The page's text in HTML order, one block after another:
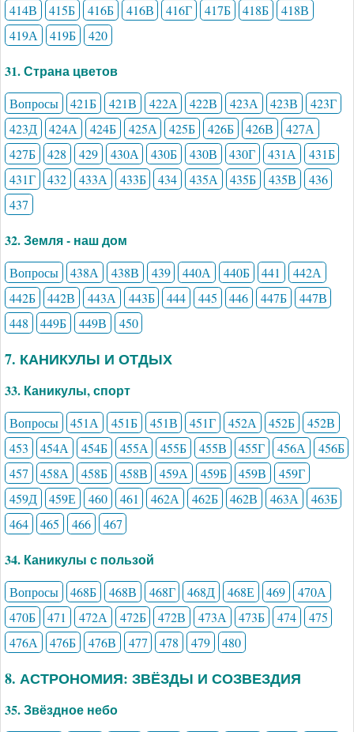
414В
415Б 416Б 416В 416Г 417Б 418Б
418В
419А
419Б 420
31. Страна цветов
Вопросы 421Б 421В 422А 422В 423А 423В
423Г
423Д
424А 424Б 425А 425Б 426Б 426В
427А
427Б
428 429 430А 430Б 430В 430Г 431А
431Б
431Г
432 433А 433Б 434 435А 435Б 435В
436
437
32. Земля - наш дом
Вопросы 438А 438В 439 440А 440Б 441
442А
442Б
442В 443А 443Б 444 445 446 447Б
447В
448
449Б 449В 450
7. КАНИКУЛЫ И ОТДЫХ
33. Каникулы, спорт
Вопросы 451А 451Б 451В 451Г 452А 452Б
452В
453
454А 454Б 455А 455Б 455В 455Г 456А
456Б
457
458А 458Б 458В 459А 459Б 459В
459Г
459Д
459Е 460 461 462А 462Б 462В 463А
463Б
464
465 466 467
34. Каникулы с пользой
Вопросы 468Б 468В 468Г 468Д 468Е 469
470А
470Б
471 472А 472Б 472В 473А 473Б 474
475
476А
476Б 476В 477 478 479 480
8. АСТРОНОМИЯ: ЗВЁЗДЫ И СОЗВЕЗДИЯ
35. Звёздное небо